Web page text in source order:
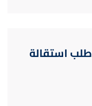
طلب استقالة